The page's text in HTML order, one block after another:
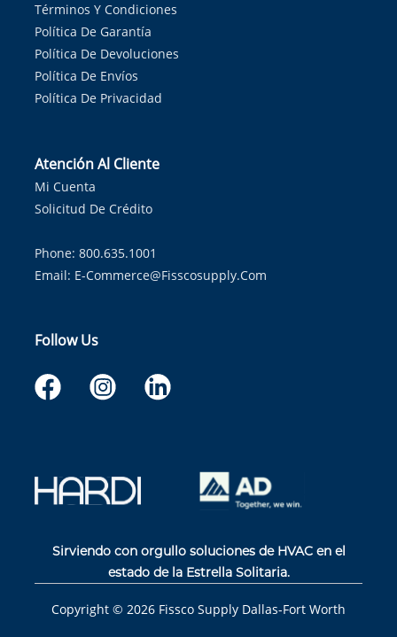
Términos Y Condiciones
Política De Garantía
Política De Devoluciones
Política De Envíos
Política De Privacidad
Atención Al Cliente
Mi Cuenta
Solicitud De Crédito
Phone: 800.635.1001
Email: E-Commerce@fisscosupply.com
Follow Us
Sirviendo con orgullo soluciones de HVAC en el
estado de la Estrella Solitaria.
Copyright © 2026 Fissco Supply Dallas-Fort Worth